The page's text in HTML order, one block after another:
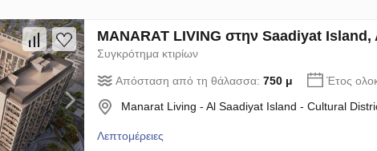
MANARAT LIVING στην Saadiyat
Συγκρότημα κτιρίων
Απόσταση από τη θάλασσα: 750 μ Έτος
Manarat Living - Al Saadiyat Island - Cultural
Λεπτομέρειες